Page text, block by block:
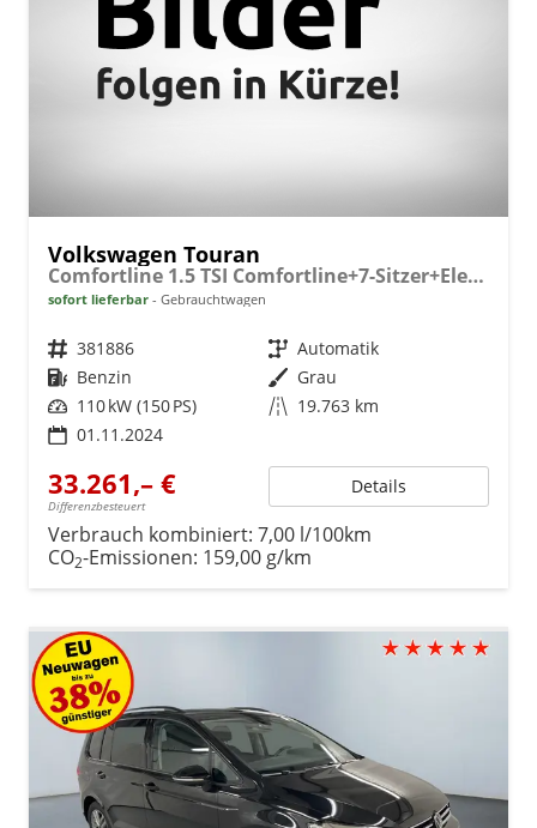
Volkswagen Touran
Comfortline 1.5 TSI Comfortline+7-Sitzer+Elektr Heck+
sofort lieferbar Gebrauchtwagen
Fahrzeugnr. 381886 Getriebe Automatik
Kraftstoff Benzin Außenfarbe Grau
Leistung 110 kW (150 PS) Kilometerstand 19.763 km
01.11.2024
33.261,– €
Differenzbesteuert
Details
Verbrauch kombiniert: 7,00 l/100km
CO2-Emissionen: 159,00 g/km